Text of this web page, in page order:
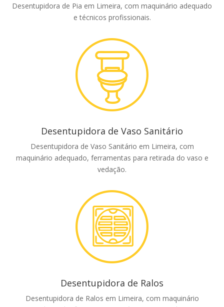
Desentupidora de Pia em Limeira, com maquinário adequado
e técnicos profissionais.
Desentupidora de Vaso Sanitário
Desentupidora de Vaso Sanitário em Limeira, com
maquinário adequado, ferramentas para retirada do vaso e
vedação.
Desentupidora de Ralos
Desentupidora de Ralos em Limeira, com maquinário